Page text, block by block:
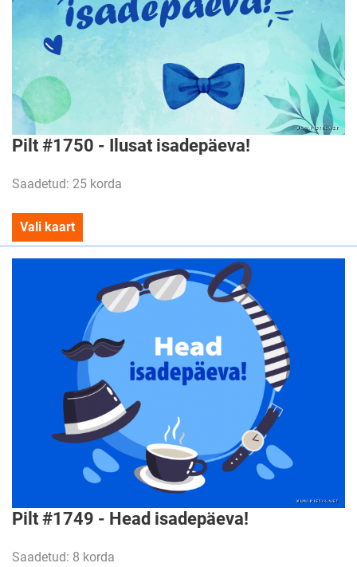
Pilt #1750 - Ilusat isadepäeva!
Saadetud: 25 korda
Vali kaart
Pilt #1749 - Head isadepäeva!
Saadetud: 8 korda